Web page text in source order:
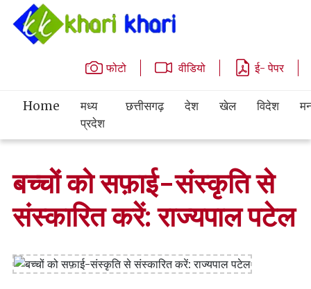
फोटो वीडियो ई- पेपर
Home
मध्य
प्रदेश
छत्तीसगढ़ देश खेल विदेश
बच्चों को सफ़ाई-संस्कृति से
संस्कारित करें: राज्यपाल पटेल